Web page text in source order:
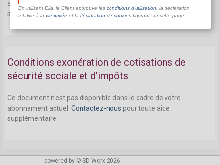
abonnement actuel.Contactez-nouspour toute aide
supplémentaire.
Conditions exonération de cotisations de
sécurité sociale et d'impôts
Ce document n'est pas disponible dans le cadre de votre
abonnement actuel. Contactez-nous pour toute aide
supplémentaire.
powered by © SD Worx 2026
En utilisant Ella, le Client approuve les conditions d’utilisation , la déclaration
relative à la vie privéeet la déclaration de cookiesfigurant sur cette page.